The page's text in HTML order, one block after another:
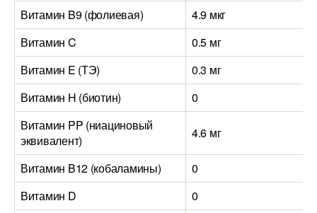
Витамин B9 (фолиевая)
4.9 мкг
Витамин C
0.5 мг
Витамин E (ТЭ)
0.3 мг
Витамин H (биотин)
0
Витамин PP (ниациновый
эквивалент)
4.6 мг
Витамин B12 (кобаламины) 0
Витамин D
0